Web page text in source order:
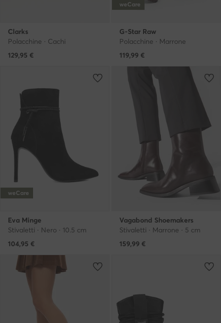
Clarks
Polacchine · Cachi
129,95 €
weCare
G-Star Raw
Polacchine · Marrone
119,99 €
weCare
Eva Minge
Stivaletti · Nero · 10.5 cm
104,95 €
Vagabond Shoemakers
Stivaletti · Marrone · 5 cm
159,99 €